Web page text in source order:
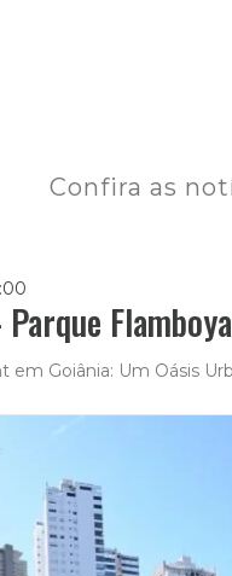
Confira as
em Goiânia: Um Oásis